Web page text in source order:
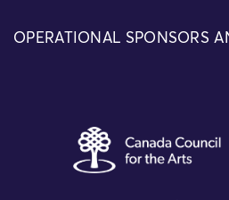
OPERATIONAL SPONSORS